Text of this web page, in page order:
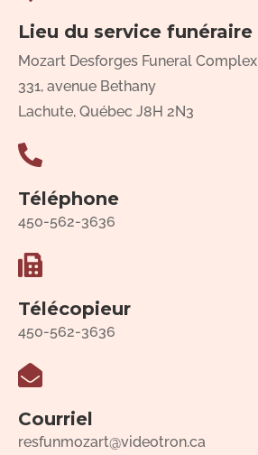
Lieu du service funéraire
Mozart Desforges Funeral Complex
331, avenue Bethany
Lachute, Québec J8H 2N3
Téléphone
450-562-3636
Télécopieur
450-562-3636
Courriel
resfunmozart@videotron.ca